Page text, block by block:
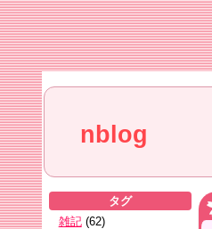
nblog
タグ
雑記 (62)